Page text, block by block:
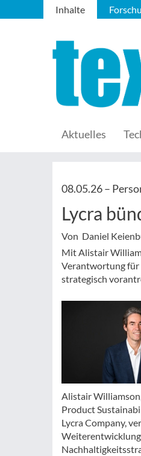
Inhalte
Aktuelles
08.05.26 –
Lycra
Von Daniel
Mit Alistair
Verantwortung für
strategisch
Alistair
Product
Lycra Company,